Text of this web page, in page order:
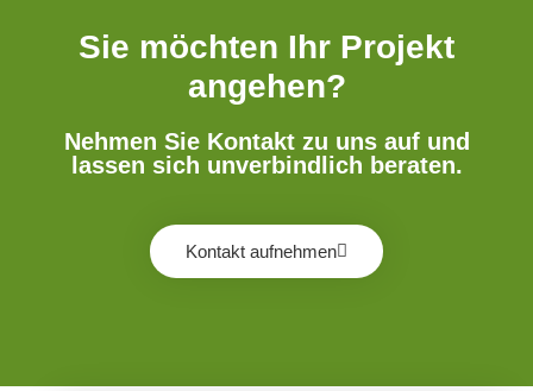
Sie möchten Ihr Projekt
angehen?
Nehmen Sie Kontakt zu uns auf und
lassen sich unverbindlich beraten.
Kontakt aufnehmen